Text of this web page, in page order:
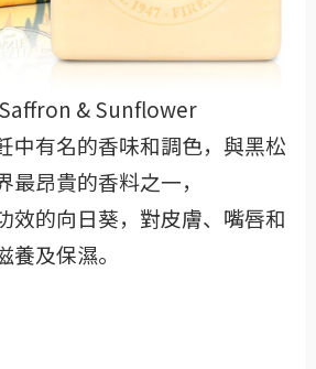
& Sunflower
中有名的香味和調色，與黑松
昂貴的香料之一，
效的向日葵，對皮膚、嘴唇和
及保濕。